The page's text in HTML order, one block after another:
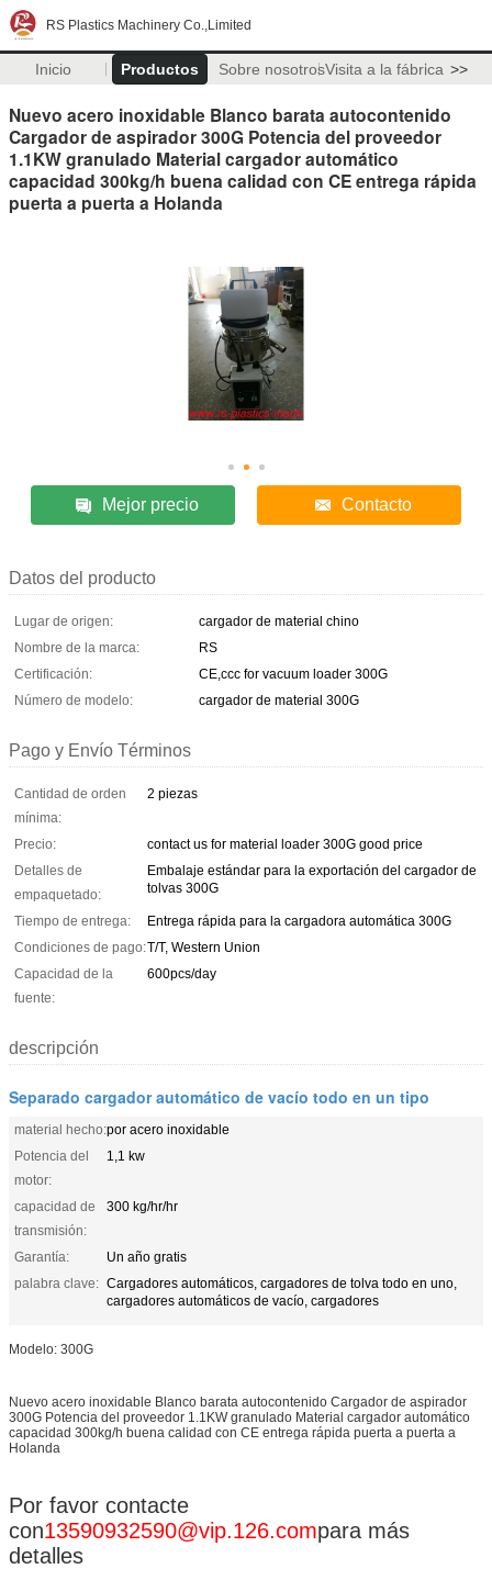
RS Plastics Machinery Co.,Limited
Inicio Productos Sobre nosotrosVisita a la fábrica >>
Nuevo acero inoxidable Blanco barata autocontenido
Cargador de aspirador 300G Potencia del proveedor
1.1KW granulado Material cargador automático
capacidad 300kg/h buena calidad con CE entrega rápida
puerta a puerta a Holanda
Mejor precio Contacto
Datos del producto
Lugar de origen:
cargador de material chino
Nombre de la marca:
RS
Certificación:
CE,ccc for vacuum loader 300G
Número de modelo:
cargador de material 300G
Pago y Envío Términos
Cantidad de orden
mínima:
2 piezas
Precio:
contact us for material loader 300G good price
Detalles de
empaquetado:
Embalaje estándar para la exportación del cargador de
tolvas 300G
Tiempo de entrega:
Entrega rápida para la cargadora automática 300G
Condiciones de pago:T/T, Western Union
Capacidad de la
fuente:
600pcs/day
descripción
Separado cargador automático de vacío todo en un tipo
material hecho:por acero inoxidable
Potencia del
motor:
1,1 kw
capacidad de
transmisión:
300 kg/hr/hr
Garantía:
Un año gratis
palabra clave: Cargadores automáticos, cargadores de tolva todo en uno,
cargadores automáticos de vacío, cargadores
Modelo: 300G
Nuevo acero inoxidable Blanco barata autocontenido Cargador de aspirador
300G Potencia del proveedor 1.1KW granulado Material cargador automático
capacidad 300kg/h buena calidad con CE entrega rápida puerta a puerta a
Holanda
Por favor contacte
con13590932590@vip.126.compara más
detalles